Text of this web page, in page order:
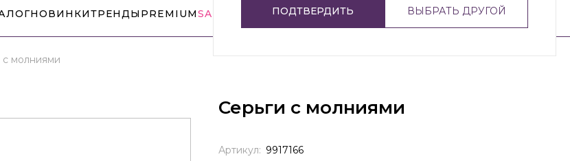
НОВИНКИТРЕНДЫ PREMIUMSALE
с молниями
Серьги с молниями
Артикул: 9917166
ПОДТВЕРДИТЬ ВЫБРАТЬ ДРУГОЙ